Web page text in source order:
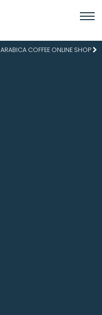
ARABICA COFFEE ONLINE SHOP